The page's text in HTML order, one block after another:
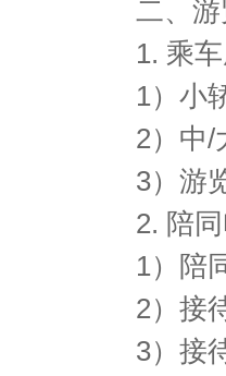
二、
1. 乘
1）小
2）中/
3）游
2. 陪
1）陪
2）接
3）接